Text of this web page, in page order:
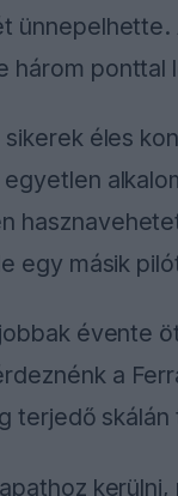
ünnepelhette.
három
sikerek éles
egy másik
évente
a
terjedő